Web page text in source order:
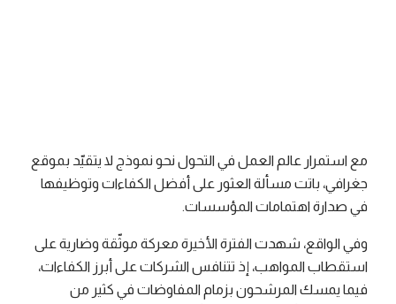
مع استمرار عالم العمل في التحول نحو نموذج لا يتقيّد بموقع
جغرافي، باتت مسألة العثور على أفضل الكفاءات وتوظيفها
في صدارة اهتمامات المؤسسات.
وفي الواقع، شهدت الفترة الأخيرة معركة موثّقة وضارية على
استقطاب المواهب، إذ تتنافس الشركات على أبرز الكفاءات،
فيما يمسك المرشحون بزمام المفاوضات في كثير من